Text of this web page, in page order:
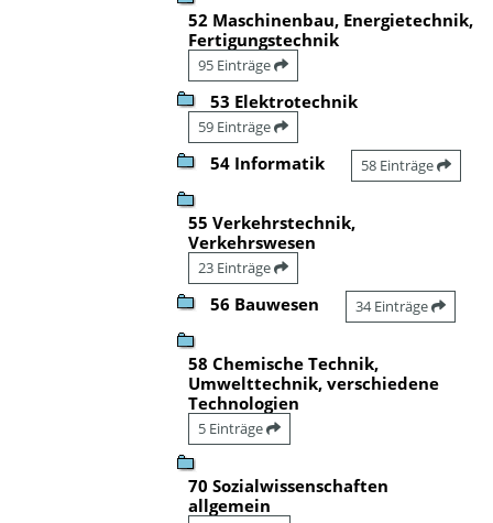
52 Maschinenbau, Energietechnik,
Fertigungstechnik
95 Einträge
53 Elektrotechnik
59 Einträge
54 Informatik 58 Einträge
55 Verkehrstechnik,
Verkehrswesen
23 Einträge
56 Bauwesen 34 Einträge
58 Chemische Technik,
Umwelttechnik, verschiedene
Technologien
5 Einträge
70 Sozialwissenschaften
allgemein